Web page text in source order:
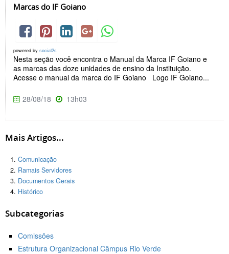
Marcas do IF Goiano
powered by social2s
Nesta seção você encontra o Manual da Marca IF Goiano e
as marcas das doze unidades de ensino da Instituição.
Acesse o manual da marca do IF Goiano Logo IF Goiano...
28/08/18 13h03
Mais Artigos...
Comunicação
Ramais Servidores
Documentos Gerais
Histórico
Subcategorias
Comissões
Estrutura Organizacional Câmpus Rio Verde